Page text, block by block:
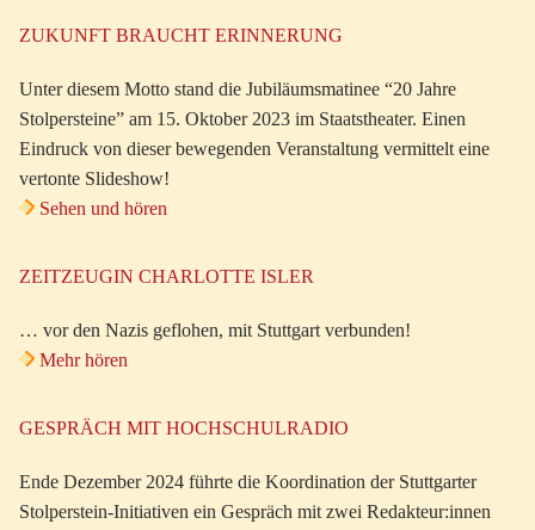
ZUKUNFT BRAUCHT ERINNERUNG
Unter diesem Motto stand die Jubiläumsmatinee “20 Jahre
Stolpersteine” am 15. Oktober 2023 im Staatstheater. Einen
Eindruck von dieser bewegenden Veranstaltung vermittelt eine
vertonte Slideshow!
Sehen und hören
ZEITZEUGIN CHARLOTTE ISLER
… vor den Nazis geflohen, mit Stuttgart verbunden!
Mehr hören
GESPRÄCH MIT HOCHSCHULRADIO
Ende Dezember 2024 führte die Koordination der Stuttgarter
Stolperstein-Initiativen ein Gespräch mit zwei Redakteur:innen